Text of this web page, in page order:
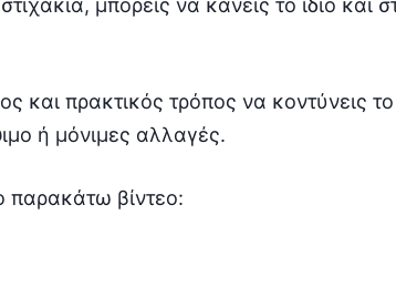
και πρακτικός τρόπος να κοντύνεις
ή μόνιμες αλλαγές.
παρακάτω βίντεο: